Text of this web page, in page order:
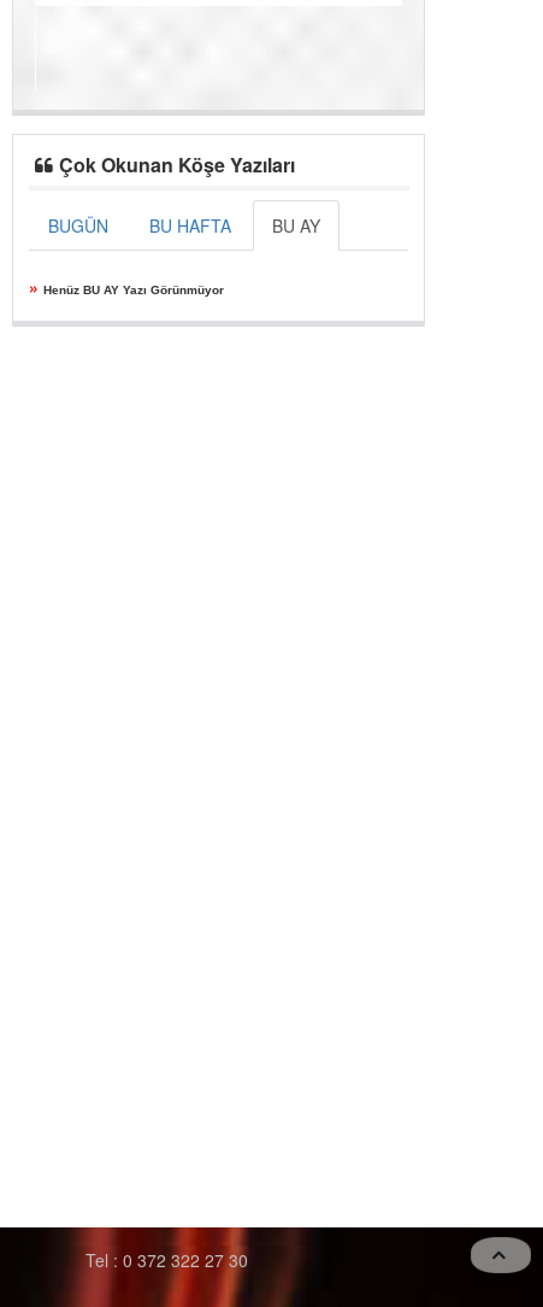
Çok Okunan Köşe Yazıları
BUGÜN BU HAFTA BU AY
» Henüz BU AY Yazı Görünmüyor
Tel : 0 372 322 27 30